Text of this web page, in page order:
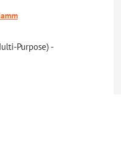
Purpose) -